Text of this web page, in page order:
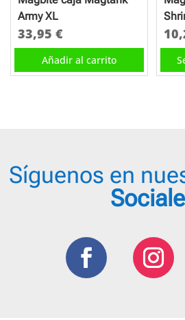
de
producto
Army XL
33,95 €
Añadir al carrito
Síguenos en